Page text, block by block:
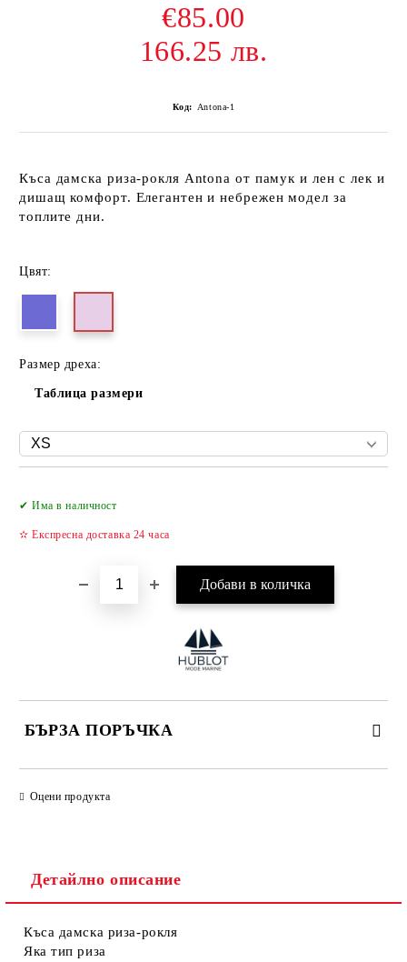
€85.00
166.25 лв.
Код: Antona-1
Къса дамска риза-рокля Antona от памук и лен с лек и
дишащ комфорт. Елегантен и небрежен модел за
топлите дни.
Цвят:
Размер дреха:
Таблица размери
✔ Има в наличност
✫ Експресна доставка 24 часа
БЪРЗА ПОРЪЧКА
Съгласен съм с
Оцени продукта
Детайлно описание
Къса дамска риза-рокля
Яка тип риза